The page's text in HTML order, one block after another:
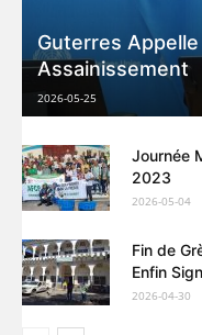
Guterres
Assainissement
2026-05-25
Journée
2023
2026-05-04
Fin de
Enfin
2026-04-30